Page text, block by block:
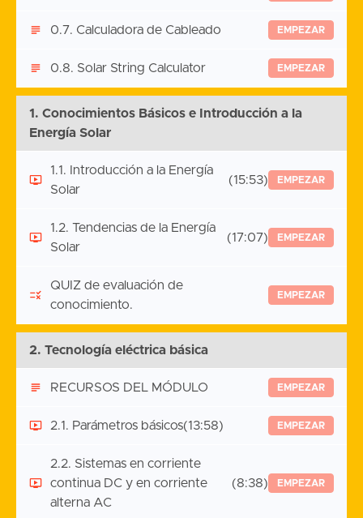
0.7. Calculadora de Cableado EMPEZAR
0.8. Solar String Calculator EMPEZAR
1. Conocimientos Básicos e Introducción a la
Energía Solar
1.1. Introducción a la Energía
Solar
(15:53) EMPEZAR
1.2. Tendencias de la Energía
Solar
(17:07) EMPEZAR
QUIZ de evaluación de
conocimiento.
EMPEZAR
2. Tecnología eléctrica básica
RECURSOS DEL MÓDULO EMPEZAR
2.1. Parámetros básicos(13:58) EMPEZAR
2.2. Sistemas en corriente
continua DC y en corriente
alterna AC
(8:38) EMPEZAR